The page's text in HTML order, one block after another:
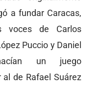
a fundar Caracas,
voces de Carlos
Puccio y Daniel
un juego
de Rafael Suárez